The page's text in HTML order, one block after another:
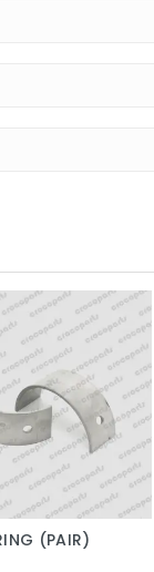
(PAIR)